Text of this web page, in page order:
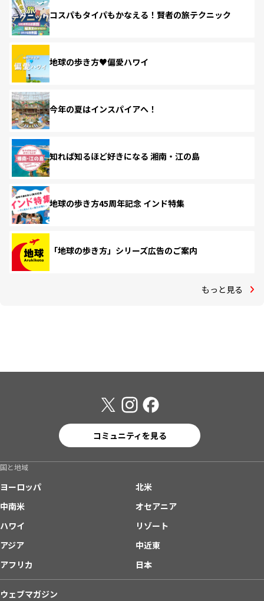
コスパもタイパもかなえる！賢者の旅テクニック
地球の歩き方♥偏愛ハワイ
今年の夏はインスパイアへ！
知れば知るほど好きになる 湘南・江の島
地球の歩き方45周年記念 インド特集
「地球の歩き方」シリーズ広告のご案内
もっと見る
コミュニティを見る
国と地域
ヨーロッパ
北米
中南米
オセアニア
ハワイ
リゾート
アジア
中近東
アフリカ
日本
ウェブマガジン